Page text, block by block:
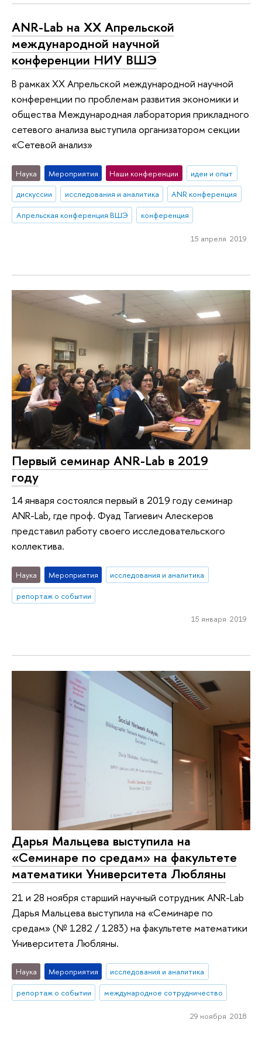
ANR-Lab на XX Апрельской
международной научной
конференции НИУ ВШЭ
В рамках XX Апрельской международной научной
конференции по проблемам развития экономики и
общества Международная лаборатория прикладного
сетевого анализа выступила организатором секции
«Сетевой анализ»
Наука Мероприятия Наши конференции
идеи и опыт
дискуссии
исследования и аналитика
ANR конференция
Апрельская конференция ВШЭ
конференция
15 апреля 2019
Первый семинар ANR-Lab в 2019
году
14 января состоялся первый в 2019 году семинар
ANR-Lab, где проф. Фуад Тагиевич Алескеров
представил работу своего исследовательского
коллектива.
Наука Мероприятия
исследования и аналитика
репортаж о событии
15 января 2019
Дарья Мальцева выступила на
«Семинаре по средам» на факультете
математики Университета Любляны
21 и 28 ноября старший научный сотрудник ANR-Lab
Дарья Мальцева выступила на «Семинаре по
средам» (№ 1282 / 1283) на факультете математики
Университета Любляны.
Наука Мероприятия
исследования и аналитика
репортаж о событии
международное сотрудничество
29 ноября 2018